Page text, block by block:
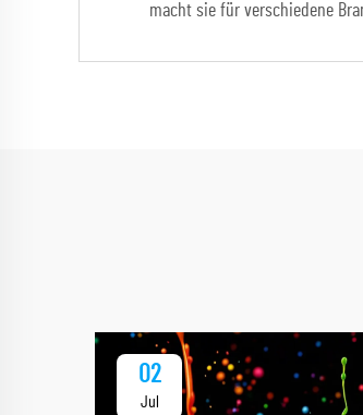
macht sie für verschiedene
02
Jul